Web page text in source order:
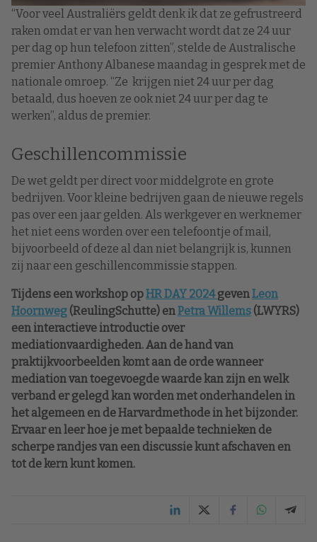
“Voor veel Australiërs geldt denk ik dat ze gefrustreerd
raken omdat er van hen verwacht wordt dat ze 24 uur
per dag op hun telefoon zitten”, stelde de Australische
premier Anthony Albanese maandag in gesprek met de
nationale omroep. “Ze krijgen niet 24 uur per dag
betaald, dus hoeven ze ook niet 24 uur per dag te
werken”, aldus de premier.
Geschillencommissie
De wet geldt per direct voor middelgrote en grote
bedrijven. Voor kleine bedrijven gaan de nieuwe regels
pas over een jaar gelden. Als werkgever en werknemer
het niet eens worden over een telefoontje of mail,
bijvoorbeeld of deze al dan niet belangrijk is, kunnen
zij naar een geschillencommissie stappen.
Tijdens een workshop opHR DAY 2024gevenLeon
Hoornweg (ReulingSchutte) enPetra Willems (LWYRS)
een interactieve introductie over
mediationvaardigheden. Aan de hand van
praktijkvoorbeelden komt aan de orde wanneer
mediation van toegevoegde waarde kan zijn en welk
verband er gelegd kan worden met onderhandelen in
het algemeen en de Harvardmethode in het bijzonder.
Ervaar en leer hoe je met bepaalde technieken de
scherpe randjes van een discussie kunt afschaven en
tot de kern kunt komen.